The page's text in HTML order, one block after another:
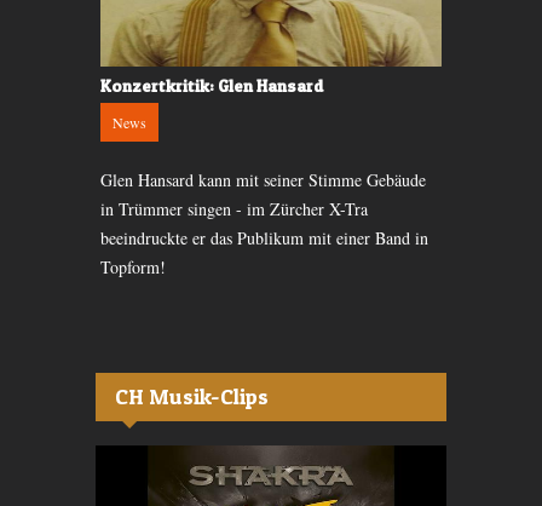
Konzertkritik: Glen Hansard
News
Glen Hansard kann mit seiner Stimme Gebäude
in Trümmer singen - im Zürcher X-Tra
beeindruckte er das Publikum mit einer Band in
Topform!
CH Musik-Clips